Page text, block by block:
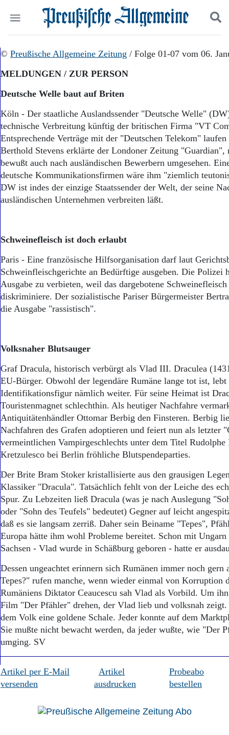
Abonnenten-Login
Abo Prämien
Archiv
Mediadaten
Politik
Wirtschaft
Gesellschaft
Leben
Geschichte
Ostpreußen
Pommern
Berlin-Brandenburg
Schlesien
Danzig und Westpreußen
Bücher
Suchen und finden
© Preußische Allgemeine Zeitung / Folge 01-07 vom 06.
MELDUNGEN / ZUR PERSON
Deutsche Welle baut auf Briten
Köln - Der staatliche Auslandssender "Deutsche Welle"
technische Verbreitung künftig der britischen Firma "VT
Entsprechende Verträge mit der "Deutschen Telekom"
Berthold Stevens erklärte der Londoner Zeitung "Guardian",
bewußt auch nach ausländischen Bewerbern umgesehen.
deutsche Kommunikationsfirmen wäre ihm "ziemlich
DW ist indes der einzige Staatssender der Welt, der seine
ausländischen Unternehmen verbreiten läßt.
Schweinefleisch ist doch erlaubt
Paris - Eine französische Hilfsorganisation darf laut
Schweinfleischgerichte an Bedürftige ausgeben. Die Polizei
Ausgabe zu verbieten, weil das dargebotene
diskriminiere. Der sozialistische Pariser Bürgermeister
die Ausgabe "rassistisch".
Volksnaher Blutsauger
Graf Dracula, historisch verbürgt als Vlad III. Draculea
EU-Bürger. Obwohl der legendäre Rumäne lange tot ist, lebt
Identifikationsfigur nämlich weiter. Für seine Heimat ist
Touristenmagnet schlechthin. Als heutiger Nachfahre
Antiquitätenhändler Ottomar Berbig den Finsteren. Berbig
Nachfahren des Grafen adoptieren und feiert nun als letzter
vermeintlichen Vampirgeschlechts unter dem Titel
Kretzulesco bei Berlin fröhliche Blutspendeparties.
Der Brite Bram Stoker kristallisierte aus den grausigen
Klassiker "Dracula". Tatsächlich fehlt von der Leiche des
Spur. Zu Lebzeiten ließ Dracula (was je nach Auslegung
oder "Sohn des Teufels" bedeutet) Gegner auf leicht
daß es sie langsam zerriß. Daher sein Beiname "Tepes",
Europa hätte ihm wohl Probleme bereitet. Schon mit Ungarn
Sachsen - Vlad wurde in Schäßburg geboren - hatte er
Dessen ungeachtet erinnern sich Rumänen immer noch
Tepes?" rufen manche, wenn wieder einmal von Korruption
Rumäniens Diktator Ceaucescu sah Vlad als Vorbild. Um
Film "Der Pfähler" drehen, der Vlad lieb und volksnah
dem Volk eine goldene Schale. Jeder konnte auf dem
Sie mußte nicht bewacht werden, da jeder wußte, wie "Der
umging. SV
Artikel per E-Mail
versenden
Artikel
ausdrucken
Probeabo
bestellen